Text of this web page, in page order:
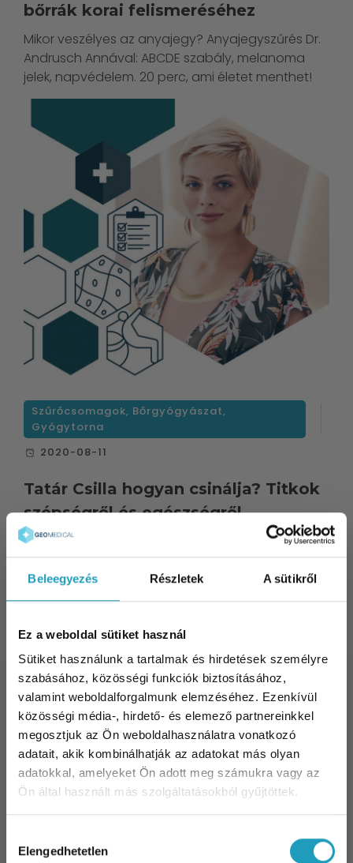
Beleegyezés Részletek A sütikről
Ez a weboldal sütiket használ
Sütiket használunk a tartalmak és hirdetések személyre
szabásához, közösségi funkciók biztosításához,
valamint weboldalforgalmunk elemzéséhez. Ezenkívül
közösségi média-, hirdető- és elemező partnereinkkel
megosztjuk az Ön weboldalhasználatra vonatkozó
adatait, akik kombinálhatják az adatokat más olyan
adatokkal, amelyeket Ön adott meg számukra vagy az
Ön által használt más szolgáltatásokból gyűjtöttek.
kiválasztása
Elengedhetetlen
bőrrák korai felismeréséhez
Mikor veszélyes az anyajegy? Anyajegyszűrés Dr.
Andrusch Annával: ABCDE szabály, melanoma
jelek, napvédelem. 20 perc, ami életet menthet!
Szűrőcsomagok, Bőrgyógyászat,
Gyógytorna
2020-08-11
Tatár Csilla hogyan csinálja? Titkok
szépségről és egészségről
Tatár Csilla beszél egészséges életmódjáról, a
rendszeres testmozgás és a preventív
szűrővizsgálatok fontosságáról. A kétgyermekes
édesanya megosztja tapasztalatait a
bőrgyógyászati ellenőrzésekről, hangsúlyozva a
korai felismerés jelentőségét az egészség
megőrzésében.
További Cikkeink
mindent a megelőzésről és a modern